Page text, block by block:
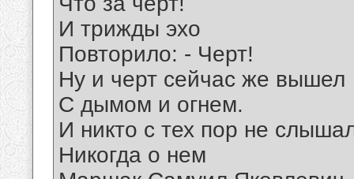
И трижды эхо
Повторило: - Черт!
Ну и черт сейчас же вышел
С дымом и огнем.
И никто с тех пор не
Никогда о нем